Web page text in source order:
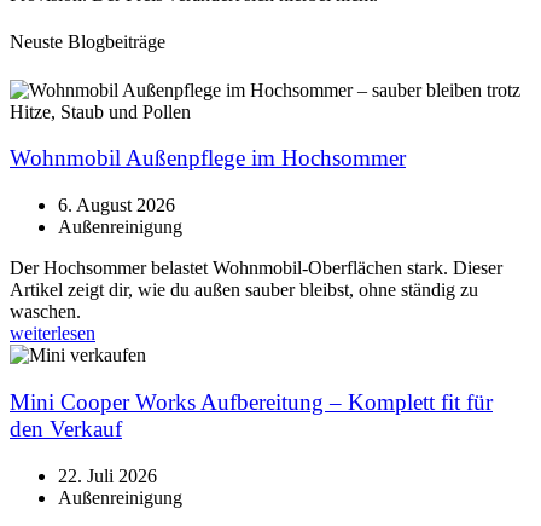
Neuste Blogbeiträge
Wohnmobil Außenpflege im Hochsommer
6. August 2026
Außenreinigung
Der Hochsommer belastet Wohnmobil-Oberflächen stark. Dieser
Artikel zeigt dir, wie du außen sauber bleibst, ohne ständig zu
waschen.
weiterlesen
Mini Cooper Works Aufbereitung – Komplett fit für
den Verkauf
22. Juli 2026
Außenreinigung